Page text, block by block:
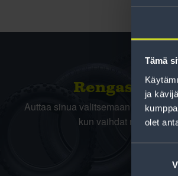
Tämä
ja
olet
Auttaa sinua valitsemaan oikean
kun vaihdat